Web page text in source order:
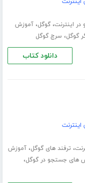
اینترنت،گوگل،آموزش
گوگل، سرچ گوگل
دانلود کتاب
، ترفند های گوگل،آموزش
های جستجو در گوگل،